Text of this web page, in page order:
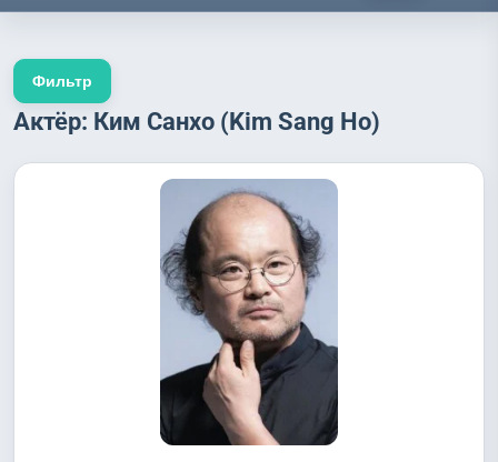
Актёр: Ким Санхо (Kim Sang Ho)
Фильтр